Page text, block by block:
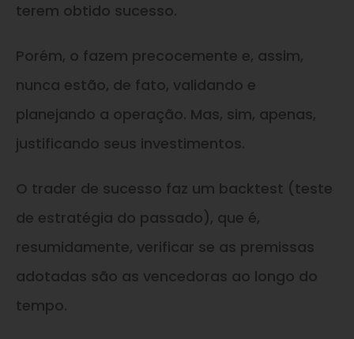
terem obtido sucesso.
Porém, o fazem precocemente e, assim,
nunca estão, de fato, validando e
planejando a operação. Mas, sim, apenas,
justificando seus investimentos.
O trader de sucesso faz um backtest (teste
de estratégia do passado), que é,
resumidamente, verificar se as premissas
adotadas são as vencedoras ao longo do
tempo.